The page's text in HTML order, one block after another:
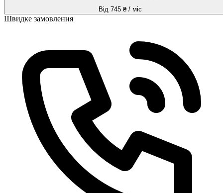
Від 745 ₴ / міс
Швидке замовлення